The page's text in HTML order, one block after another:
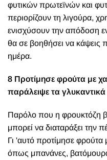
φυτικών πρωτεϊνών και
περιορίζουν τη λιγούρα,
ενισχύσουν την απόδοση
θα σε βοηθήσει να κάψεις
ημέρα.
8 Προτίμησε φρούτα με
παράλειψε τα γλυκαντικά
Παρόλο που η φρουκτόζη
μπορεί να διαταράξει
Γι 'αυτό προτίμησε
όπως μπανάνες,